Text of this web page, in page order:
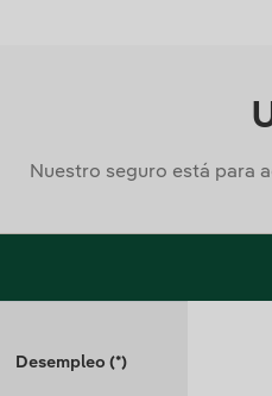
Nuestro seguro está para
Desempleo (*)